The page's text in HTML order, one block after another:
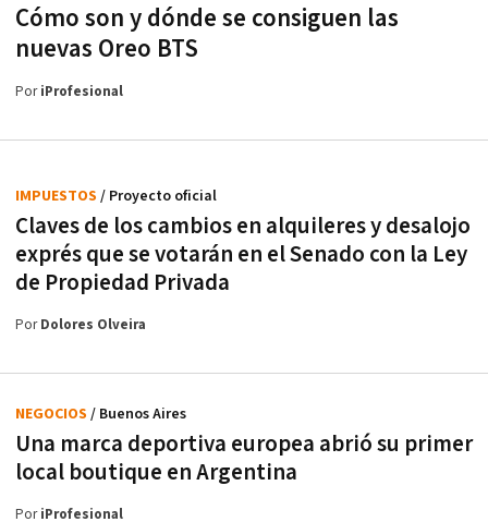
Cómo son y dónde se consiguen las
nuevas Oreo BTS
PoriProfesional
Claves de los cambios en alquileres y desalojo
exprés que se votarán en el Senado con la Ley
de Propiedad Privada
IMPUESTOS / Proyecto oficial
PorDolores Olveira
Una marca deportiva europea abrió su primer
local boutique en Argentina
NEGOCIOS / Buenos Aires
PoriProfesional